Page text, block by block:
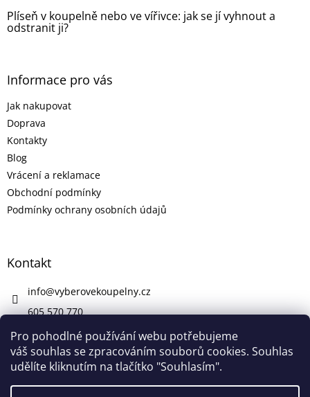
Pro pohodlné používání webu potřebujeme
váš souhlas se zpracováním souborů cookies. Souhlas
udělíte kliknutím na tlačítko "Souhlasím".
Plíseň v koupelně nebo ve vířivce: jak se jí vyhnout a
odstranit ji?
Informace pro vás
Jak nakupovat
Doprava
Kontakty
Blog
Vrácení a reklamace
Obchodní podmínky
Podmínky ochrany osobních údajů
Kontakt
info@vyberovekoupelny.cz
605 570 770
https://www.facebook.com/vyberovekoupelny/